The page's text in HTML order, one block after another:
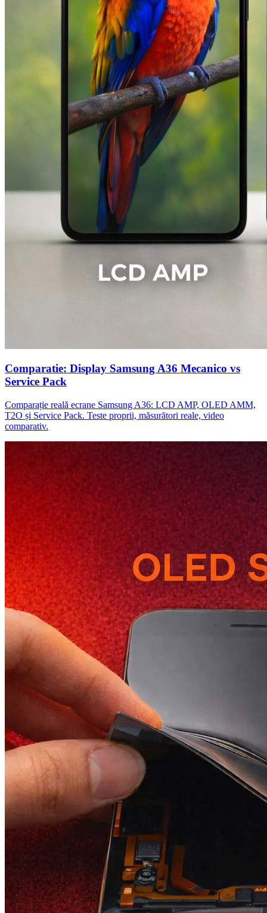
Comparatie: Display Samsung A36 Mecanico vs
Service Pack
Comparație reală ecrane Samsung A36: LCD AMP, OLED AMM,
T2O și Service Pack. Teste proprii, măsurători reale, video
comparativ.